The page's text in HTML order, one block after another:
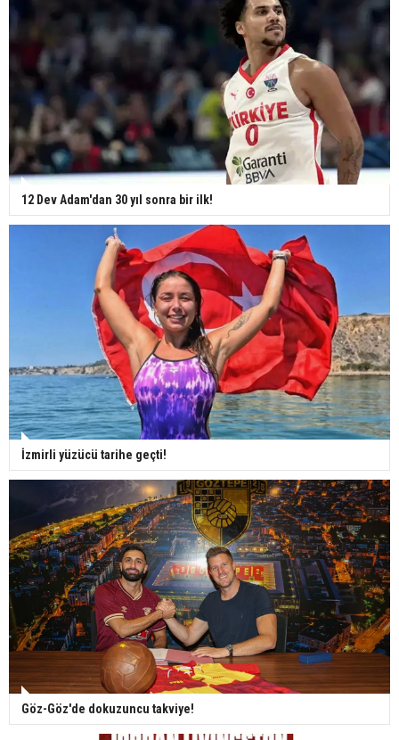
12 Dev Adam'dan 30 yıl sonra bir ilk!
İzmirli yüzücü tarihe geçti!
Göz-Göz'de dokuzuncu takviye!